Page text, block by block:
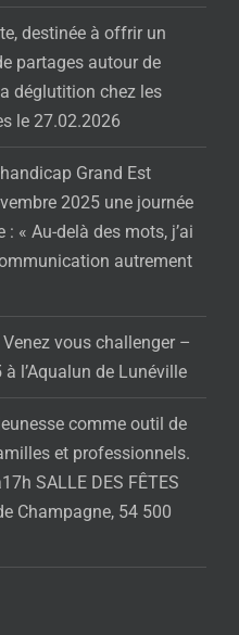
destinée à offrir un
partages autour de
déglutition chez les
le 27.02.2026
Grand Est
2025 une journée
« Au-delà des mots, j’ai
autrement
Venez vous challenger –
l’Aqualun de Lunéville
comme outil de
et professionnels.
SALLE DES FÊTES
Champagne, 54 500